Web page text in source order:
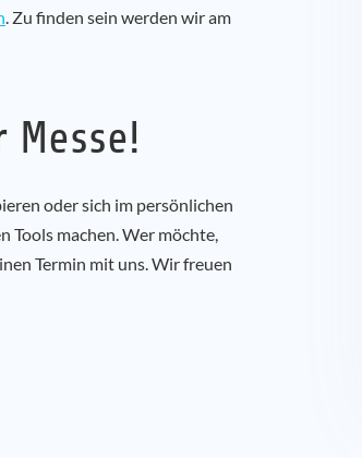
. Zu finden sein werden wir am
oder sich im persönlichen
Tools machen. Wer möchte,
Termin mit uns. Wir freuen